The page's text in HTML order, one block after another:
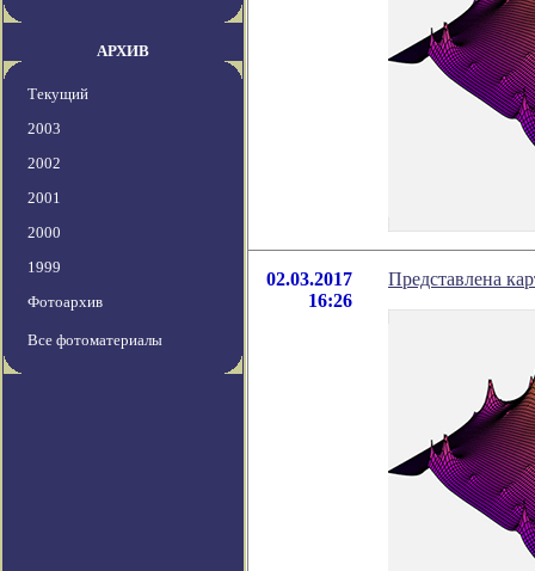
АРХИВ
Текущий
2003
2002
2001
2000
1999
Фотоархив
Все фотоматериалы
02.03.2017
16:26
Представлена